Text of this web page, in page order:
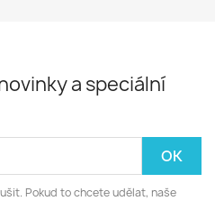
a speciální
Pokud to chcete udělat, naše